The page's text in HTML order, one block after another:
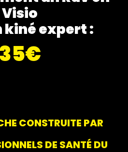
Visio
kiné expert :
35€
CONSTRUITE PAR
DE SANTÉ DU